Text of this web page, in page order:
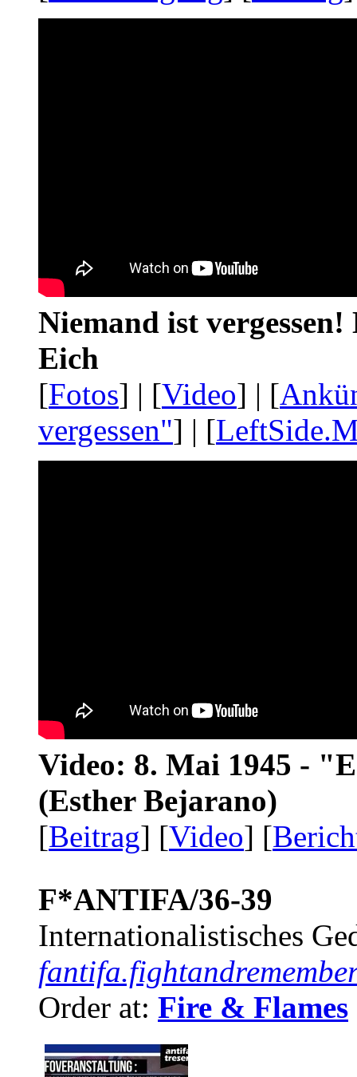
Niemand ist
Eich
[Fotos] | [Video] | [
vergessen"] | [
Video: 8. Mai 1945 -
(Esther Bejarano)
[Beitrag] [Video] [
F*ANTIFA/36-39
Internationalistisches
Order at: Fire & Flames